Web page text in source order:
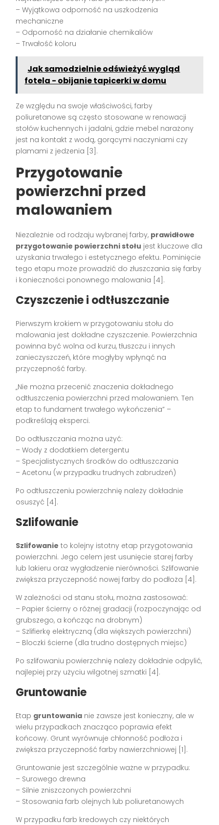
– Wyjątkowa odporność na uszkodzenia
mechaniczne
– Odporność na działanie chemikaliów
– Trwałość koloru
Jak samodzielnie odświeżyć wygląd
fotela - obijanie tapicerki w domu
Ze względu na swoje właściwości, farby
poliuretanowe są często stosowane w renowacji
stołów kuchennych i jadalni, gdzie mebel narażony
jest na kontakt z wodą, gorącymi naczyniami czy
plamami z jedzenia [3].
Przygotowanie
powierzchni przed
malowaniem
Niezależnie od rodzaju wybranej farby, prawidłowe
przygotowanie powierzchni stołu jest kluczowe dla
uzyskania trwałego i estetycznego efektu. Pominięcie
tego etapu może prowadzić do złuszczania się farby
i konieczności ponownego malowania [4].
Czyszczenie i odtłuszczanie
Pierwszym krokiem w przygotowaniu stołu do
malowania jest dokładne czyszczenie. Powierzchnia
powinna być wolna od kurzu, tłuszczu i innych
zanieczyszczeń, które mogłyby wpłynąć na
przyczepność farby.
„Nie można przecenić znaczenia dokładnego
odtłuszczenia powierzchni przed malowaniem. Ten
etap to fundament trwałego wykończenia” –
podkreślają eksperci.
Do odtłuszczania można użyć:
– Wody z dodatkiem detergentu
– Specjalistycznych środków do odtłuszczania
– Acetonu (w przypadku trudnych zabrudzeń)
Po odtłuszczeniu powierzchnię należy dokładnie
osuszyć [4].
Szlifowanie
Szlifowanie to kolejny istotny etap przygotowania
powierzchni. Jego celem jest usunięcie starej farby
lub lakieru oraz wygładzenie nierówności. Szlifowanie
zwiększa przyczepność nowej farby do podłoża [4].
W zależności od stanu stołu, można zastosować:
– Papier ścierny o różnej gradacji (rozpoczynając od
grubszego, a kończąc na drobnym)
– Szlifierkę elektryczną (dla większych powierzchni)
– Bloczki ścierne (dla trudno dostępnych miejsc)
Po szlifowaniu powierzchnię należy dokładnie odpylić,
najlepiej przy użyciu wilgotnej szmatki [4].
Gruntowanie
Etap gruntowania nie zawsze jest konieczny, ale w
wielu przypadkach znacząco poprawia efekt
końcowy. Grunt wyrównuje chłonność podłoża i
zwiększa przyczepność farby nawierzchniowej [1].
Gruntowanie jest szczególnie ważne w przypadku:
– Surowego drewna
– Silnie zniszczonych powierzchni
– Stosowania farb olejnych lub poliuretanowych
W przypadku farb kredowych czy niektórych